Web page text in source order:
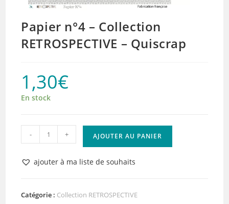
Papier n°4 – Collection
RETROSPECTIVE – Quiscrap
1,30€
En stock
quantité
de
Papier
Collection
- + AJOUTER AU PANIER
ajouter à ma liste de souhaits
Catégorie : Collection RETROSPECTIVE